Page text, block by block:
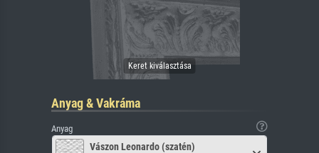
Anyag & Vakráma
Anyag
Vászon Leonardo (szatén)